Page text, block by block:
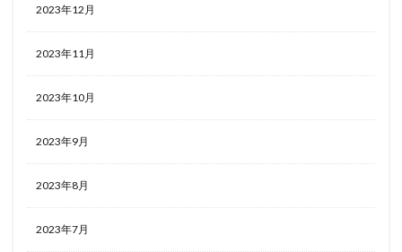
2023年12月
2023年11月
2023年10月
2023年9月
2023年8月
2023年7月